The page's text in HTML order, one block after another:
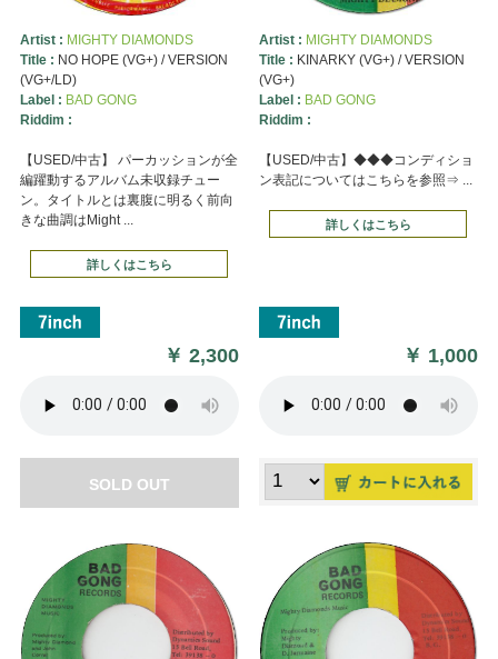
Artist : MIGHTY DIAMONDS
Title : NO HOPE (VG+) / VERSION
(VG+/LD)
Label : BAD GONG
Riddim :
【USED/中古】 パーカッションが全
編躍動するアルバム未収録チュー
ン。タイトルとは裏腹に明るく前向
きな曲調はMight ...
詳しくはこちら
￥2,300
SOLD OUT
Artist : MIGHTY DIAMONDS
Title : KINARKY (VG+) / VERSION
(VG+)
Label : BAD GONG
Riddim :
【USED/中古】◆◆◆コンディショ
ン表記についてはこちらを参照⇒ ...
詳しくはこちら
￥ 1,000